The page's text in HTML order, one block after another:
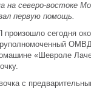
на северо-востоке
первую помощь.
произошло сегодня
«Шевроле
с